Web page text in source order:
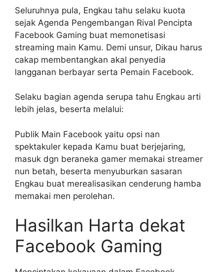
Seluruhnya pula, Engkau tahu selaku kuota
sejak Agenda Pengembangan Rival Pencipta
Facebook Gaming buat memonetisasi
streaming main Kamu. Demi unsur, Dikau harus
cakap membentangkan akal penyedia
langganan berbayar serta Pemain Facebook.
Selaku bagian agenda serupa tahu Engkau arti
lebih jelas, beserta melalui:
Publik Main Facebook yaitu opsi nan
spektakuler kepada Kamu buat berjejaring,
masuk dgn beraneka gamer memakai streamer
nun betah, beserta menyuburkan sasaran
Engkau buat merealisasikan cenderung hamba
memakai men perolehan.
Hasilkan Harta dekat
Facebook Gaming